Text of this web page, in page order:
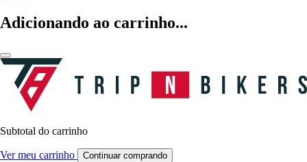
Adicionando ao carrinho...
Subtotal do carrinho
Ver meu carrinho Continuar comprando